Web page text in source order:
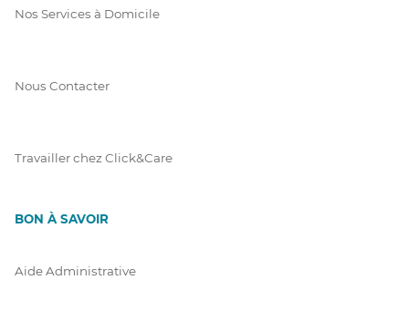
Nos Services à Domicile
Nous Contacter
Travailler chez Click&Care
BON À SAVOIR
Aide Administrative